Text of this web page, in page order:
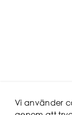
Vi använder